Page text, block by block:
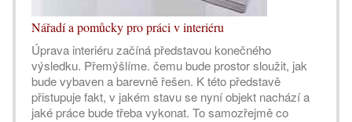
Nářadí a pomůcky pro práci v interiéru
Úprava interiéru začíná představou konečného
výsledku. Přemýšlíme. čemu bude prostor sloužit, jak
bude vybaven a barevně řešen. K této představě
přistupuje fakt, v jakém stavu se nyní objekt nachází a
jaké práce bude třeba vykonat. To samozřejmě co